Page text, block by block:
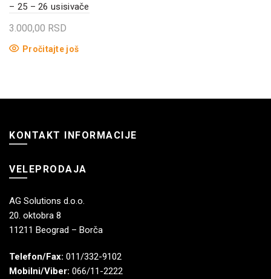
– 25 – 26 usisivače
3.000,00 RSD
Pročitajte još
KONTAKT INFORMACIJE
VELEPRODAJA
AG Solutions d.o.o.
20. oktobra 8
11211 Beograd – Borča
Telefon/Fax: 011/332-9102
Mobilni/Viber: 066/11-2222